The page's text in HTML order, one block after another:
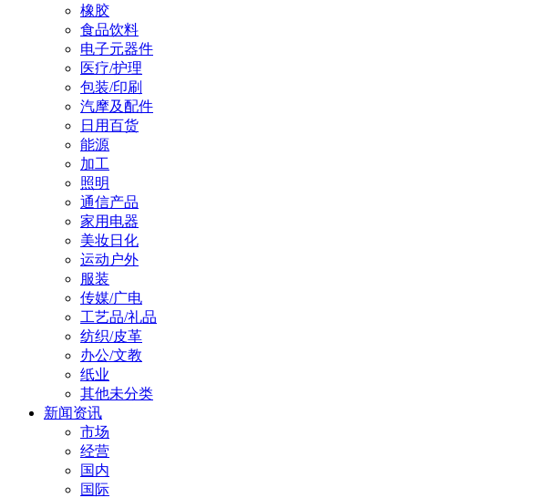
橡胶
食品饮料
电子元器件
医疗/护理
包装/印刷
汽摩及配件
日用百货
能源
加工
照明
通信产品
家用电器
美妆日化
运动户外
服装
传媒/广电
工艺品/礼品
纺织/皮革
办公/文教
纸业
其他未分类
新闻资讯
市场
经营
国内
国际